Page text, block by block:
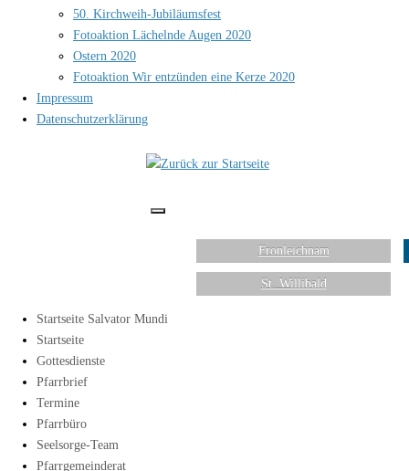
50. Kirchweih-Jubiläumsfest
Fotoaktion Lächelnde Augen 2020
Ostern 2020
Fotoaktion Wir entzünden eine Kerze 2020
Impressum
Datenschutzerklärung
Fronleichnam
St. Willibald
Startseite Salvator Mundi
Startseite
Gottesdienste
Pfarrbrief
Termine
Pfarrbüro
Seelsorge-Team
Pfarrgemeinderat